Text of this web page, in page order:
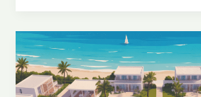
:
découverte
du
lieu